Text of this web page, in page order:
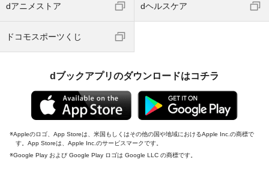
dアニメストア dヘルスケア
ドコモスポーツくじ
dブックアプリのダウンロードはコチラ
Appleのロゴ、App Storeは、米国もしくはその他の国や地域におけるApple Inc.の商標で
す。App Storeは、Apple Inc.のサービスマークです。
Google Play および Google Play ロゴは Google LLC の商標です。